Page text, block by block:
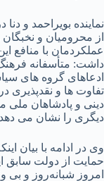
نماینده بویراحمد و
از محرومیان و نخبگان
داشت: متأسفانه
ادعاهای گروه های
تفاوت ها و نقدپذیری
دینی و پادشاهان ملی
دیگری را نشان می
وی در ادامه با بیان
حمایت از دولت سابق
امروز شبانه‌روز و بی